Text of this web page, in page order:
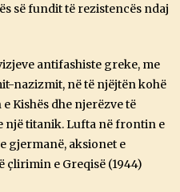
së fundit të rezistencës ndaj
antifashiste greke, me
nazizmit, në të njëjtën kohë
Kishës dhe njerëzve të
një titanik. Lufta në frontin e
gjermanë, aksionet e
çlirimin e Greqisë (1944)